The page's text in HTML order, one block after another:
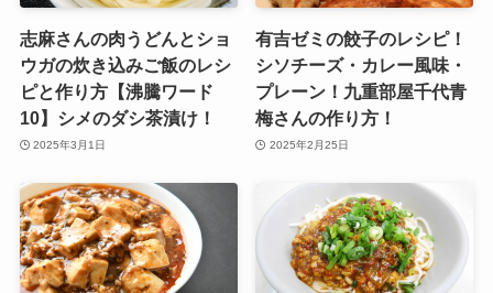
志麻さんの肉うどんとショ
ウガの炊き込みご飯のレシ
ピと作り方【沸騰ワード
10】シメのダシ茶漬け！
2025年3月1日
有吉ゼミの餃子のレシピ！
シソチーズ・カレー風味・
プレーン！九重部屋千代青
梅さんの作り方！
2025年2月25日